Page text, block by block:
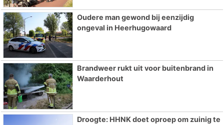
Oudere man gewond bij eenzijdig
ongeval in Heerhugowaard
Brandweer rukt uit voor buitenbrand in
Waarderhout
Droogte: HHNK doet oproep om zuinig te